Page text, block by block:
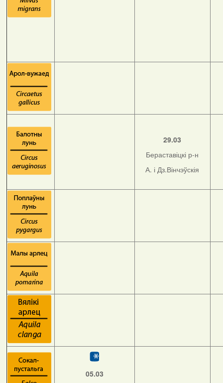
29.03
Бераставіцкі р-н
А. і Дз.Вінчэўскія
05.03